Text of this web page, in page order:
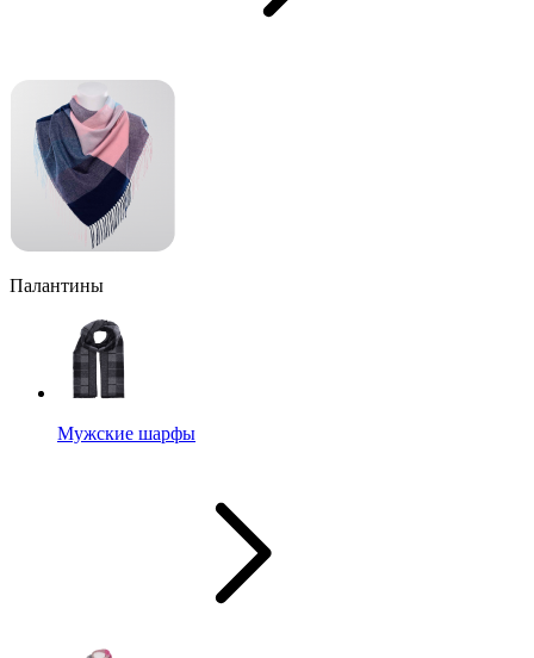
Палантины
Мужские шарфы